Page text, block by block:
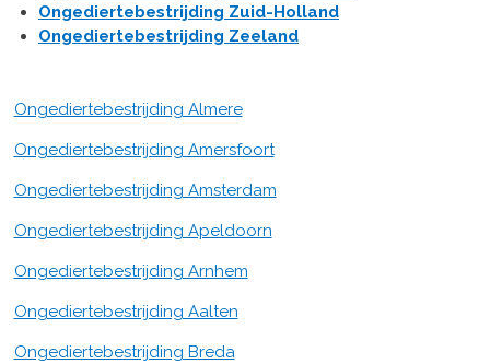
Ongediertebestrijding Zuid-Holland
Ongediertebestrijding Zeeland
Ongediertebestrijding Almere
Ongediertebestrijding Amersfoort
Ongediertebestrijding Amsterdam
Ongediertebestrijding Apeldoorn
Ongediertebestrijding Arnhem
Ongediertebestrijding Aalten
Ongediertebestrijding Breda